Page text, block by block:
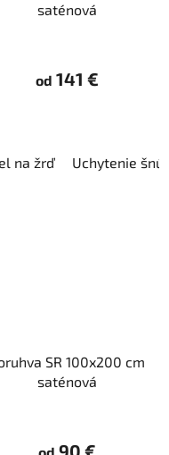
saténová
od 141 €
na žrď Uchytenie
SR 100x200 cm
saténová
90 €